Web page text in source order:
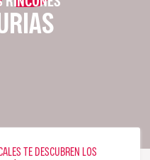
TE DESCUBREN LOS